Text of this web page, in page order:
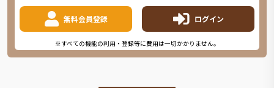
無料会員登録 ログイン
※すべての機能の利用・登録等に費用は一切かかりません。